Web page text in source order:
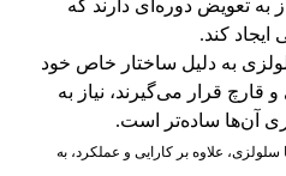
به تعویض دوره‌ای دارند که
ایجاد کند.
به دلیل ساختار خاص خود
قرار می‌گیرند، نیاز به
آن‌ها ساده‌تر است.
سلولزی، علاوه بر کارایی و عملکرد، به